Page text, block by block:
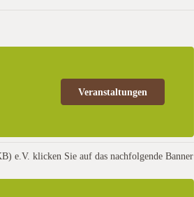
Veranstaltungen
e.V. klicken Sie auf das nachfolgende Banner